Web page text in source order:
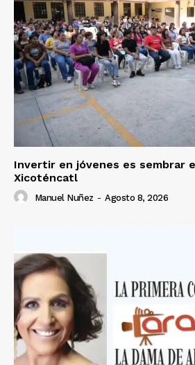
Invertir en jóvenes es sembrar
Xicoténcatl
Manuel Nuñez - Agosto 8, 2026